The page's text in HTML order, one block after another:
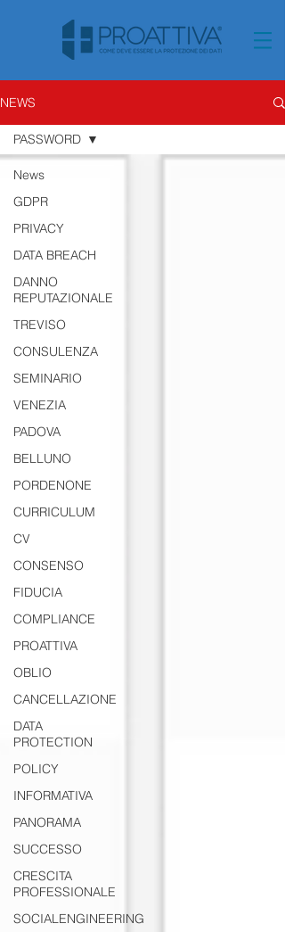
NEWS
News
GDPR
PRIVACY
DATA BREACH
DANNO
REPUTAZIONALE
TREVISO
CONSULENZA
SEMINARIO
VENEZIA
PADOVA
BELLUNO
PORDENONE
CURRICULUM
CV
CONSENSO
FIDUCIA
COMPLIANCE
PROATTIVA
OBLIO
CANCELLAZIONE
DATA
PROTECTION
POLICY
INFORMATIVA
PANORAMA
SUCCESSO
CRESCITA
PROFESSIONALE
SOCIALENGINEERING
PASSWORD